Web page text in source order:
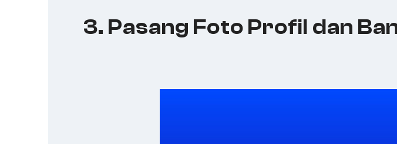
3. Pasang Foto Profil dan